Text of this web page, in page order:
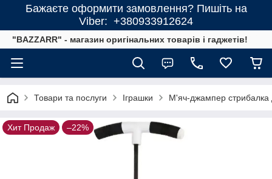
Бажаєте оформити замовлення? Пишіть на
Viber: +380933912624
"BAZZARR" - магазин оригінальних товарів і гаджетів!
Товари та послуги Іграшки М'яч-джампер стрибалка
Хит Продаж –22%